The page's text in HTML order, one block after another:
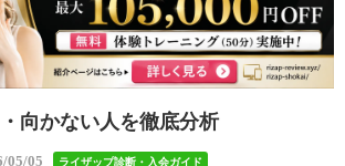
向かない人を徹底分析
05/05 ライザップ診断・入会ガイド